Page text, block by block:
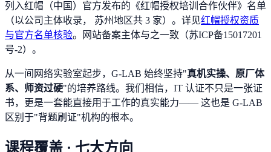
列入红帽（中国）官方发布的《红帽授权培训合作伙伴》名单
（以公司主体收录， 苏州地区共 3 家）。详见红帽授权资质
与官方名单核验。网站备案主体与之一致（苏ICP备15017201
号-2）。
从一间网络实验室起步，G-LAB 始终坚持"真机实操、原厂体
系、师资过硬"的培养路线。我们相信，IT 认证不只是一张证
书，更是一套能直接用于工作的真实能力—— 这也是 G-LAB
区别于"背题刷证"机构的根本。
课程覆盖 · 七大方向